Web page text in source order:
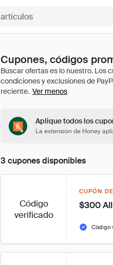
Cupones, códigos
Ver menos
Aplique todos los
La extensión de Honey
3 cupones disponibles
Código
verificado
CUPÓN
$300
Código